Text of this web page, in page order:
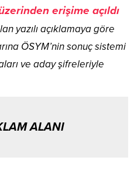
erişime açıldı
yazılı açıklamaya göre
ÖSYM’nin sonuç sistemi
ve aday şifreleriyle
ALANI